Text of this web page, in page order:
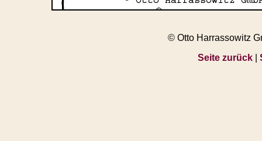
© Otto Harrassowitz
Seite zurück|